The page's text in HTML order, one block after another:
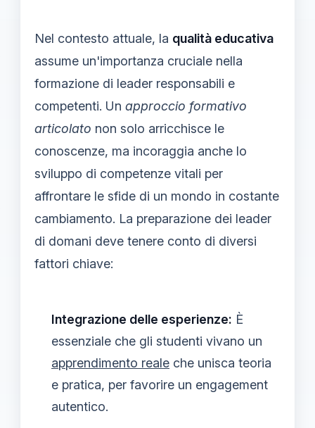
Nel contesto attuale, la qualità educativa
assume un'importanza cruciale nella
formazione di leader responsabili e
competenti. Un approccio formativo
articolato non solo arricchisce le
conoscenze, ma incoraggia anche lo
sviluppo di competenze vitali per
affrontare le sfide di un mondo in costante
cambiamento. La preparazione dei leader
di domani deve tenere conto di diversi
fattori chiave:
Integrazione delle esperienze: È
essenziale che gli studenti vivano un
apprendimento reale che unisca teoria
e pratica, per favorire un engagement
autentico.